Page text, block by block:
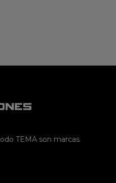
TEMA son marcas